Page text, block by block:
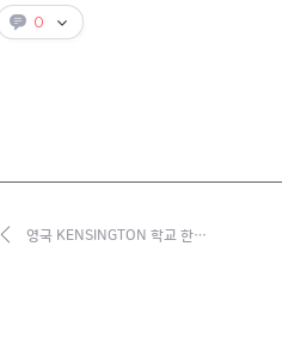
0
영국 KENSINGTON 학교 한…